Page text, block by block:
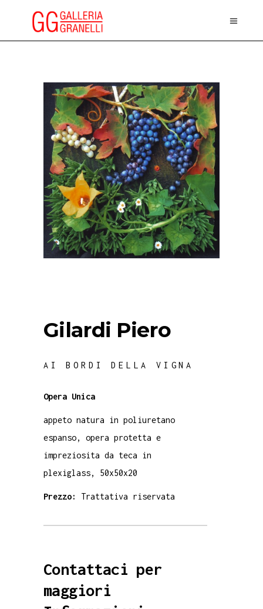
Gilardi Piero
AI BORDI DELLA VIGNA
Opera Unica
appeto natura in poliuretano
espanso, opera protetta e
impreziosita da teca in
plexiglass, 50x50x20
Prezzo: Trattativa riservata
Contattaci per
maggiori